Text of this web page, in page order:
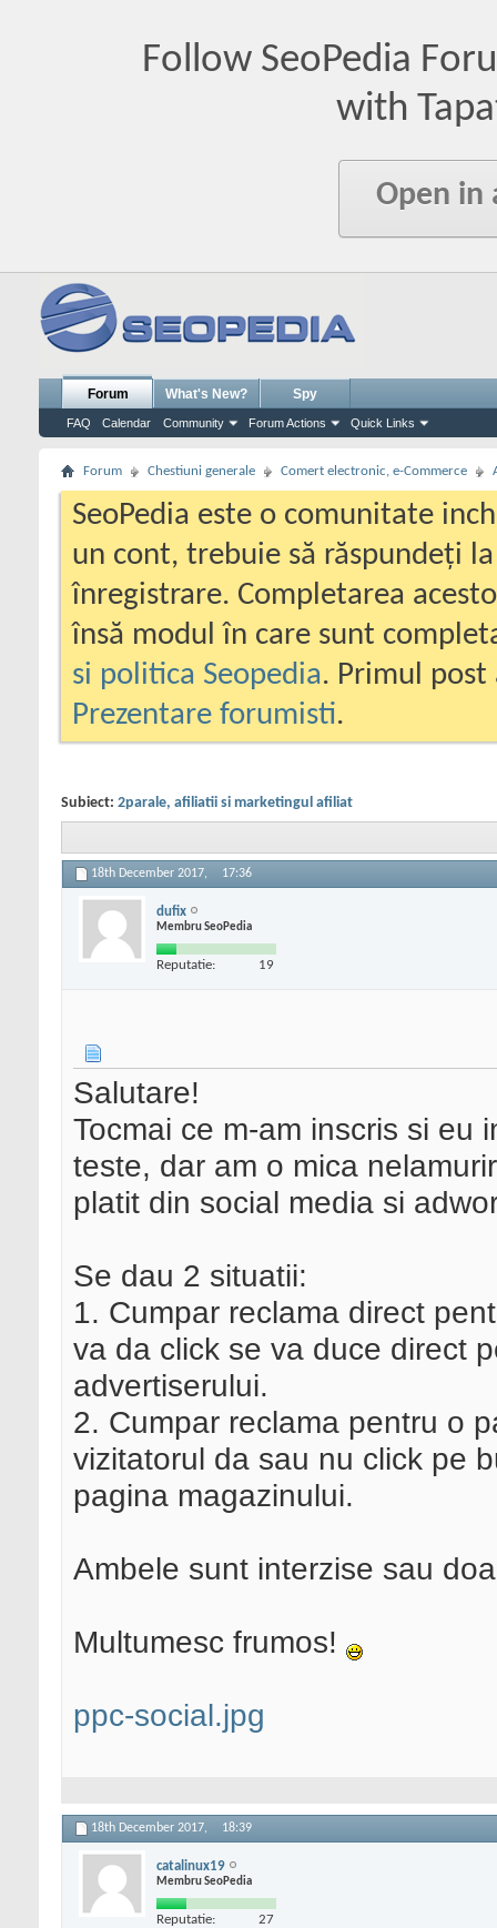
Follow SeoPedia
with
Open in
Forum
FAQ Calendar Community Forum Actions Quick Links
What's New? Spy
Forum Chestiuni generale Comert electronic, e-Commerce
SeoPedia este o comunitate
un cont, trebuie să răspundeți
înregistrare. Completarea
însă modul în care sunt
si politica Seopedia. Primul
Prezentare forumisti.
Subiect: 2parale, afiliatii si marketingul afiliat
18th December 2017, 17:36
dufix
Membru SeoPedia
Reputatie: 19
Salutare!
Tocmai ce m-am inscris si eu
teste, dar am o mica
platit din social media si
Se dau 2 situatii:
1. Cumpar reclama direct
va da click se va duce direct
advertiserului.
2. Cumpar reclama pentru o
vizitatorul da sau nu click pe
pagina magazinului.
Ambele sunt interzise sau
Multumesc frumos!
ppc-social.jpg
18th December 2017, 18:39
catalinux19
Membru SeoPedia
Reputatie: 27